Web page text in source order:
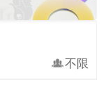
不限